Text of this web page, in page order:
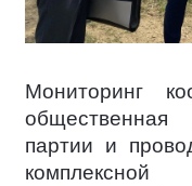
Мониторинг
общественная
партии и